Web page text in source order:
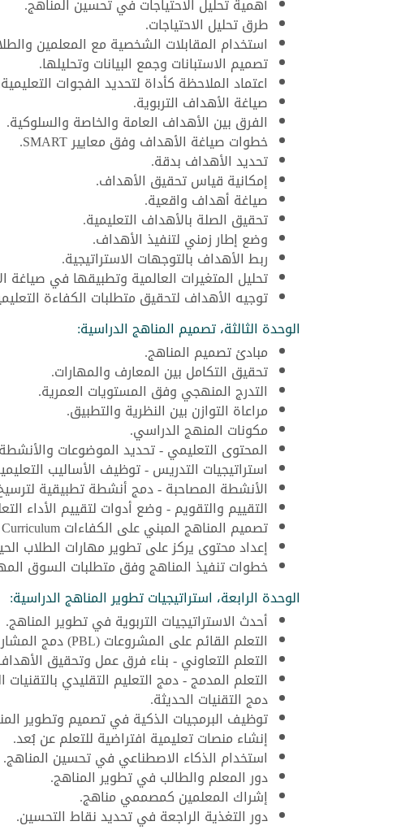
طرق تحليل الاحتياجات.
استخدام المقابلات الشخصية مع المعلمين
تصميم الاستبانات وجمع البيانات وتحليلها.
اعتماد الملاحظة كأداة لتحديد الفجوات
صياغة الأهداف التربوية.
الفرق بين الأهداف العامة والخاصة والسلوكية.
خطوات صياغة الأهداف وفق معايير SMART.
تحديد الأهداف بدقة.
إمكانية قياس تحقيق الأهداف.
صياغة أهداف واقعية.
تحقيق الصلة بالأهداف التعليمية.
وضع إطار زمني لتنفيذ الأهداف.
ربط الأهداف بالتوجهات الاستراتيجية.
تحليل المتغيرات العالمية وتطبيقها في صياغة
توجيه الأهداف لتحقيق متطلبات الكفاءة
الوحدة الثالثة، تصميم المناهج الدراسية:
مبادئ تصميم المناهج.
تحقيق التكامل بين المعارف والمهارات.
التدرج المنهجي وفق المستويات العمرية.
مراعاة التوازن بين النظرية والتطبيق.
مكونات المنهج الدراسي.
المحتوى التعليمي - تحديد الموضوعات
استراتيجيات التدريس - توظيف الأساليب
الأنشطة المصاحبة - دمج أنشطة تطبيقية
التقييم والتقويم - وضع أدوات لتقييم الأداء
تصميم المناهج المبني على الكفاءات Competency-based Curriculum.
إعداد محتوى يركز على تطوير مهارات الطلاب
خطوات تنفيذ المناهج وفق متطلبات السوق
الوحدة الرابعة، استراتيجيات تطوير المناهج الدراسية:
أحدث الاستراتيجيات التربوية في تطوير المناهج.
التعلم القائم على المشروعات (PBL) دمج المشاريع لتعزيز التعلم النشط.
التعلم التعاوني - بناء فرق عمل وتحقيق
التعلم المدمج - دمج التعليم التقليدي بالتقنيات
دمج التقنيات الحديثة.
توظيف البرمجيات الذكية في تصميم وتطوير
إنشاء منصات تعليمية افتراضية للتعلم عن بُعد.
استخدام الذكاء الاصطناعي في تحسين المناهج.
دور المعلم والطالب في تطوير المناهج.
إشراك المعلمين كمصممي مناهج.
دور التغذية الراجعة في تحديد نقاط التحسين.